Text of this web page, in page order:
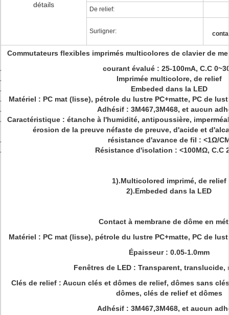
détails
De relief:
Surligner:
Commutateurs flexibles imprimés multicolores de clavier de
courant évalué : 25-100mA, C.C
Imprimée multicolore, de relief
Embeded dans la LED
Matériel : PC mat (lisse), pétrole du lustre PC+matte, PC de
Adhésif : 3M467,3M468, et aucun
Caractéristique : étanche à l'humidité, antipoussière,
érosion de la preuve néfaste de preuve, d'acide et
résistance d'avance de fil : <1Ω/
Résistance d'isolation : <100MΩ, C.C
1).Multicolored imprimé, de relief
2).Embeded dans la LED
Contact à membrane de dôme en
Matériel : PC mat (lisse), pétrole du lustre PC+matte, PC de
Épaisseur : 0.05-1.0mm
Fenêtres de LED : Transparent, translucide,
Clés de relief : Aucun clés et dômes de relief, dômes sans
dômes, clés de relief et dômes
Adhésif : 3M467,3M468, et aucun